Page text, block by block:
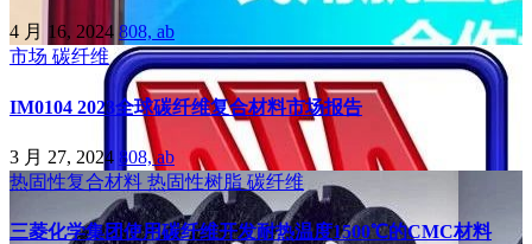
4 月 16, 2024 808, ab
市场 碳纤维
IM0104 2023全球碳纤维复合材料市场报告
3 月 27, 2024 808, ab
热固性复合材料 热固性树脂 碳纤维
三菱化学集团使用碳纤维开发耐热温度1500℃的CMC材料